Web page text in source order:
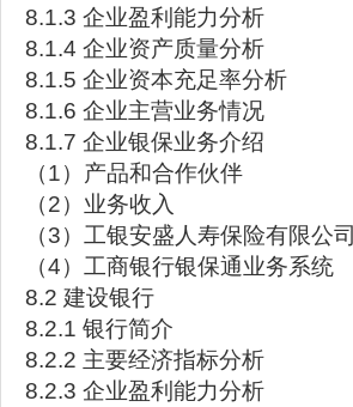
8.1.3 企业盈利能力分析
8.1.4 企业资产质量分析
8.1.5 企业资本充足率分析
8.1.6 企业主营业务情况
8.1.7 企业银保业务介绍
（1）产品和合作伙伴
（2）业务收入
（3）工银安盛人寿保险有限公司
（4）工商银行银保通业务系统
8.2 建设银行
8.2.1 银行简介
8.2.2 主要经济指标分析
8.2.3 企业盈利能力分析